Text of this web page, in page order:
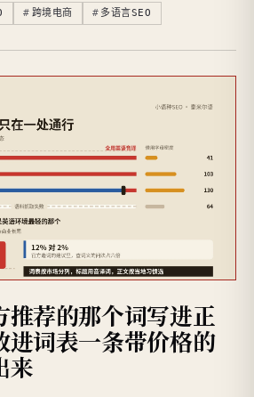
跨境电商 多语言SEO
推荐的那个词写进正
进词表一条带价格的
来